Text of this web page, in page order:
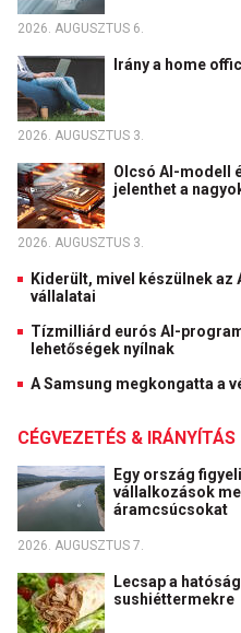
2026. AUGUSZTUS 6.
Irány a home
2026. AUGUSZTUS 3.
Olcsó AI-modell
jelenthet a
2026. AUGUSZTUS 3.
Kiderült, mivel készülnek
vállalatai
Tízmilliárd eurós AI-
lehetőségek nyílnak
A Samsung megkongatta a
CÉGVEZETÉS & IRÁNYÍTÁS
Egy ország
vállalkozások
áramcsúcsokat
2026. AUGUSZTUS 7.
Lecsap a
sushiéttermekre